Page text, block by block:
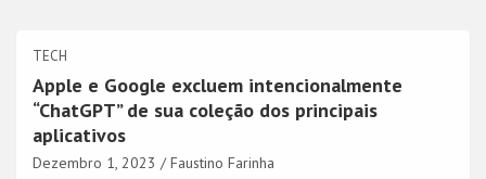
TECH
Apple e Google excluem intencionalmente
“ChatGPT” de sua coleção dos principais
aplicativos
Dezembro 1, 2023 Faustino Farinha